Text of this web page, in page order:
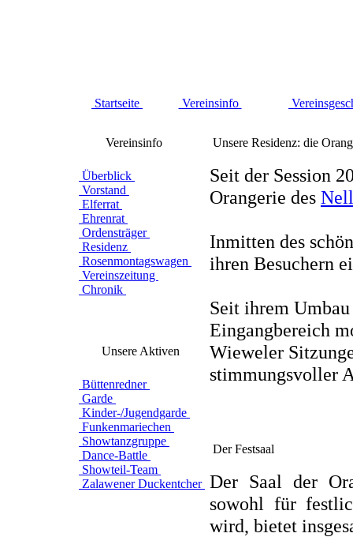
Startseite Vereinsinfo
Vereinsinfo
Überblick
Vorstand
Elferrat
Ehrenrat
Ordensträger
Residenz
Rosenmontagswagen
Vereinszeitung
Chronik
Unsere Aktiven
Büttenredner
Garde
Kinder-/Jugendgarde
Funkenmariechen
Showtanzgruppe
Dance-Battle
Showteil-Team
Zalawener Duckentcher
Unsere Residenz: die
Seit der Session
Orangerie des
Inmitten des
ihren Besuchern
Seit ihrem
Eingangbereich
Wieweler
stimmungsvoller
Der Festsaal
Der Saal der
sowohl für
wird, bietet